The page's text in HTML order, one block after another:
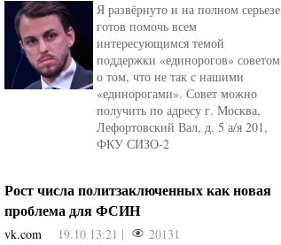
Я развёрнуто и на полном серьезе
готов помочь всем
интересующимся темой
поддержки «единорогов» советом
о том, что не так с нашими
«единорогами». Совет можно
получить по адресу г. Москва,
Лефортовский Вал, д. 5 а/я 201,
ФКУ СИЗО-2
Рост числа политзаключенных как новая
проблема для ФСИН
vk.com 19.10 13:21 |
20131